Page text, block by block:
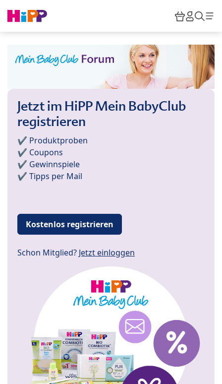
HiPP
Jetzt im HiPP Mein BabyClub
registrieren
✔️ Produktproben
✔️ Coupons
✔️ Gewinnspiele
✔️ Tipps per Mail
Kostenlos registrieren
Schon Mitglied? Jetzt einloggen